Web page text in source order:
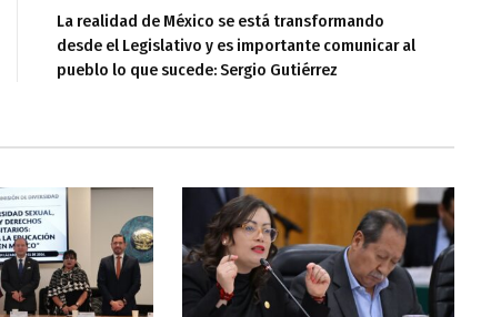
La realidad de México se está transformando
desde el Legislativo y es importante comunicar al
pueblo lo que sucede: Sergio Gutiérrez